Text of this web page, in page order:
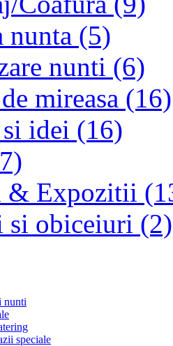
nunta (5)
nunti (6)
mireasa (16)
idei (16)
& Expozitii
si obiceiuri (2)
nunti
speciale